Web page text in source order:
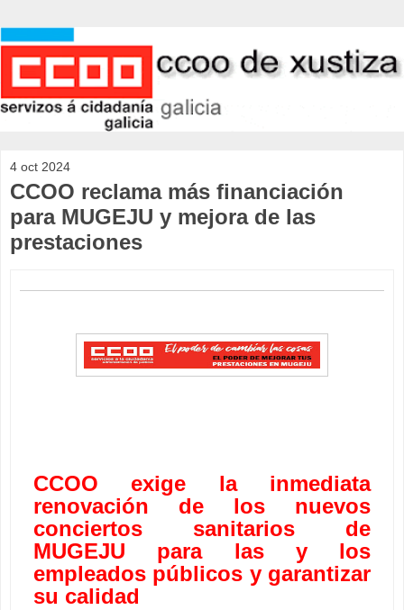
4 oct 2024
CCOO reclama más financiación
para MUGEJU y mejora de las
prestaciones
CCOO exige la inmediata
renovación de los nuevos
conciertos sanitarios de
MUGEJU para las y los
empleados públicos y garantizar
su calidad